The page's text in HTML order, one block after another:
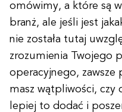
omówimy, a które są
branż, ale jeśli jest
nie została tutaj
zrozumienia Twojego
operacyjnego, zawsze
masz wątpliwości, czy
lepiej to dodać i